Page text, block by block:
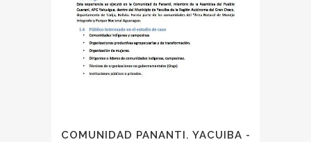
COMUNIDAD PANANTI. YACUIBA -